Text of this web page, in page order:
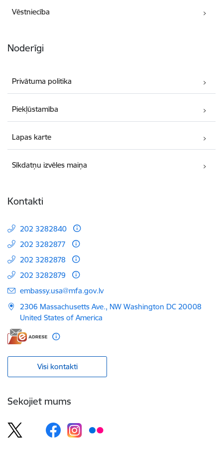
Vēstniecība
Noderīgi
Privātuma politika
Piekļūstamība
Lapas karte
Sīkdatņu izvēles maiņa
Kontakti
202 3282840
202 3282877
202 3282878
202 3282879
E-pasts:
embassy.usa@mfa.gov.lv
2306 Massachusetts Ave., NW Washington DC 20008
United States of America
Visi kontakti
Sekojiet mums